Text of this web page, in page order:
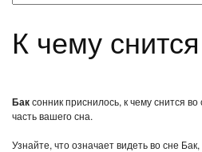
К чему
Баксонник приснилось, к чему снится
часть вашего сна.
Узнайте, что означает видеть во сне